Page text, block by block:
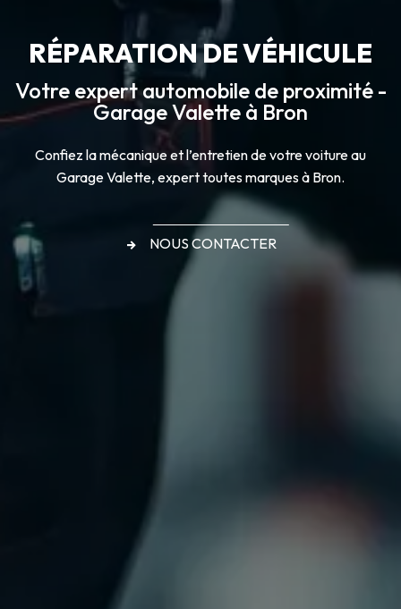
RÉPARATION DE VÉHICULE
Votre expert automobile de proximité -
Garage Valette à Bron
Confiez la mécanique et l’entretien de votre voiture au
Garage Valette, expert toutes marques à Bron.
NOUS CONTACTER